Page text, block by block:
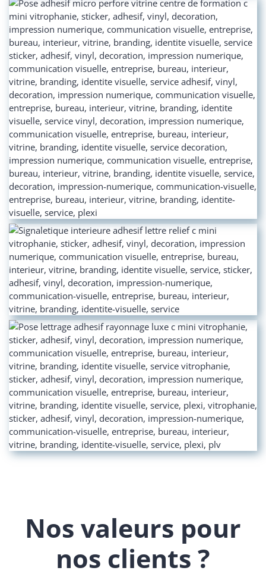
Nos valeurs pour
nos clients ?